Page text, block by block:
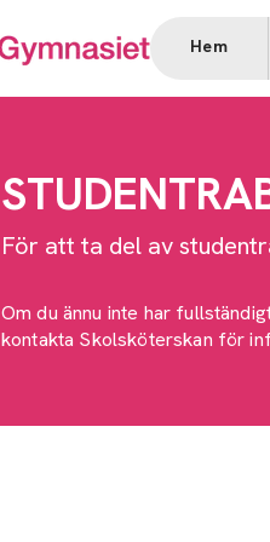
Hem
För att ta del av
Om du ännu inte har
kontakta Skolsköterskan för